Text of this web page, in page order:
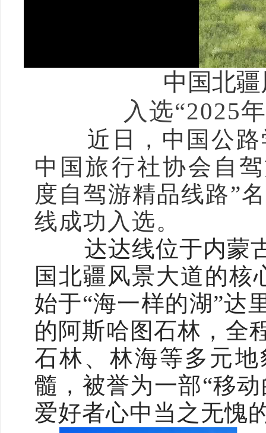
中国北
入选“2025
近日，中国公路
中国旅行社协会自
度自驾游精品线路”
线成功入选。
达达线位于内蒙古
国北疆风景大道的核
始于“海一样的湖”达
的阿斯哈图石林，全
石林、林海等多元
髓，被誉为一部“移
爱好者心中当之无愧